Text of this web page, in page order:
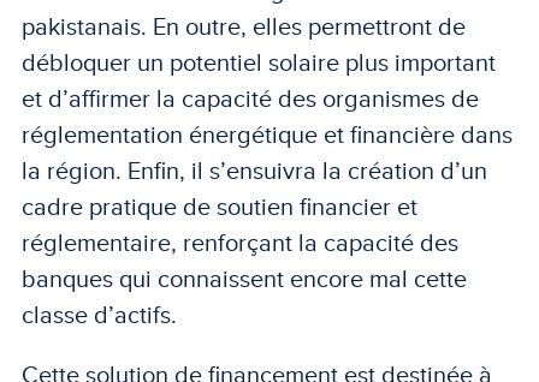
pakistanais. En outre, elles permettront de
débloquer un potentiel solaire plus important
et d’affirmer la capacité des organismes de
réglementation énergétique et financière dans
la région. Enfin, il s’ensuivra la création d’un
cadre pratique de soutien financier et
réglementaire, renforçant la capacité des
banques qui connaissent encore mal cette
classe d’actifs.
Cette solution de financement est destinée à